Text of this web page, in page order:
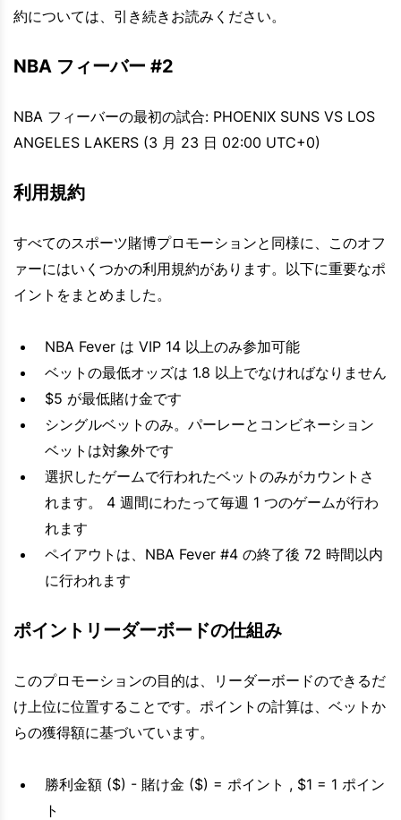
約については、引き続きお読みください。
NBA フィーバー #2
NBA フィーバーの最初の試合: PHOENIX SUNS VS LOS
ANGELES LAKERS (3 月 23 日 02:00 UTC+0)
利用規約
すべてのスポーツ賭博プロモーションと同様に、このオフ
ァーにはいくつかの利用規約があります。以下に重要なポ
イントをまとめました。
NBA Fever は VIP 14 以上のみ参加可能
ベットの最低オッズは 1.8 以上でなければなりません
$5 が最低賭け金です
シングルベットのみ。パーレーとコンビネーション
ベットは対象外です
選択したゲームで行われたベットのみがカウントさ
れます。 4 週間にわたって毎週 1 つのゲームが行わ
れます
ペイアウトは、NBA Fever #4 の終了後 72 時間以内
に行われます
ポイントリーダーボードの仕組み
このプロモーションの目的は、リーダーボードのできるだ
け上位に位置することです。ポイントの計算は、ベットか
らの獲得額に基づいています。
勝利金額 ($) - 賭け金 ($) = ポイント , $1 = 1 ポイン
ト